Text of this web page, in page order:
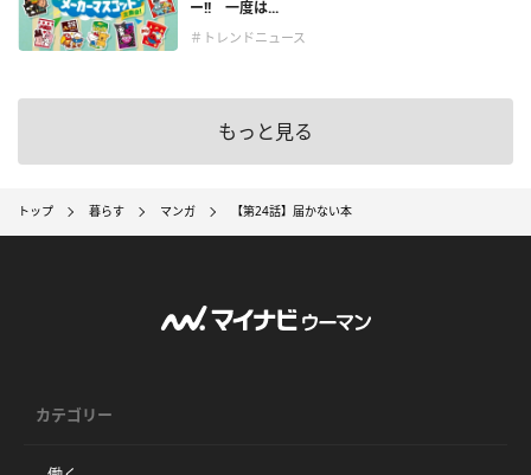
ー!! 一度は...
＃トレンドニュース
もっと見る
トップ 暮らす マンガ 【第24話】届かない本
カテゴリー